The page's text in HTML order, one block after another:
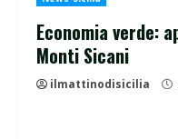
Economia verde:
Monti Sicani
ilmattinodisicilia